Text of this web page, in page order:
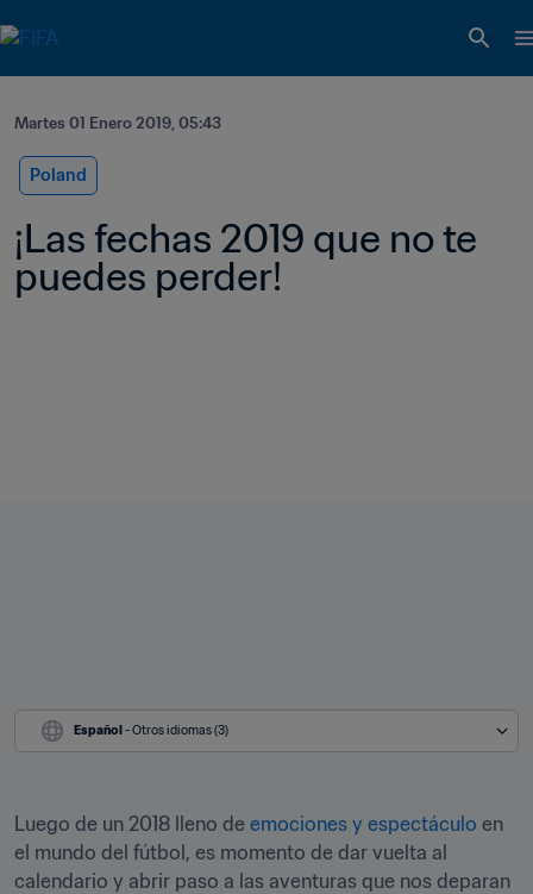
Martes 01 Enero 2019, 05:43
Poland
¡Las fechas 2019 que no te
puedes perder!
Español - Otros idiomas (3)
Luego de un 2018 lleno de emociones y espectáculo en
el mundo del fútbol, es momento de dar vuelta al
calendario y abrir paso a las aventuras que nos deparan